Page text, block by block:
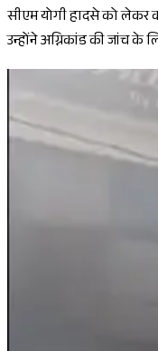
सीएम योगी हादसे को
उन्होंने अग्निकांड की जांच के